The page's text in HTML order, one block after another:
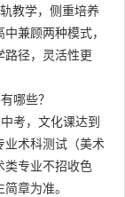
教学，侧重培养
兼顾两种模式，
径，灵活性更
哪些？
考，文化课达到
业术科测试（美术
类专业不招收色
章为准。